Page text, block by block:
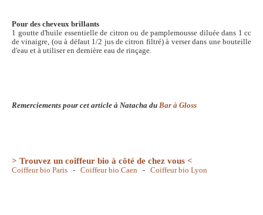
Pour des cheveux brillants
1 goutte d'huile essentielle de citron ou de pamplemousse diluée dans 1 cc
de vinaigre, (ou à défaut 1/2 jus de citron filtré) à verser dans une bouteille
d'eau et à utiliser en dernière eau de rinçage.
Remerciements pour cet article à Natacha du Bar à Gloss
> Trouvez un coiffeur bio à côté de chez vous <
Coiffeur bio Paris - Coiffeur bio Caen - Coiffeur bio Lyon